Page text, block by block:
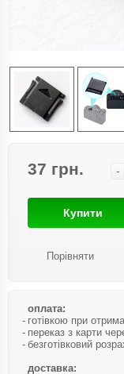
37 грн. -
Купити
Порівняти
оплата:
готівкою при
переказ з карти
безготівковий
доставка: